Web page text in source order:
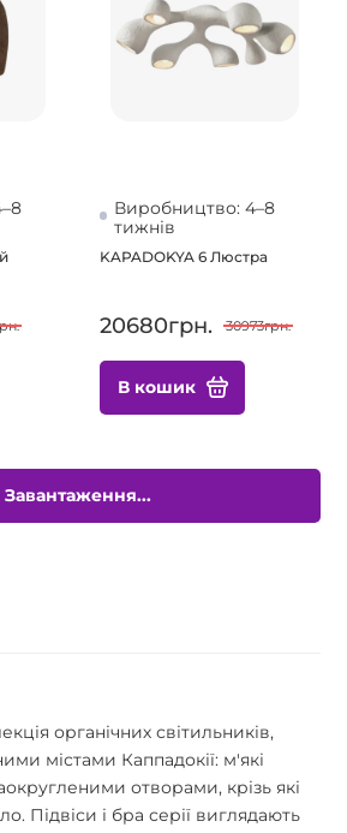
Виробництво: 4–8
тижнів
KAPADOKYA 6 Люстра
20680грн. 30973грн.
В кошик
Завантаження...
органічних світильників,
містами Каппадокії: м'які
отворами, крізь які
Підвіси і бра серії виглядають